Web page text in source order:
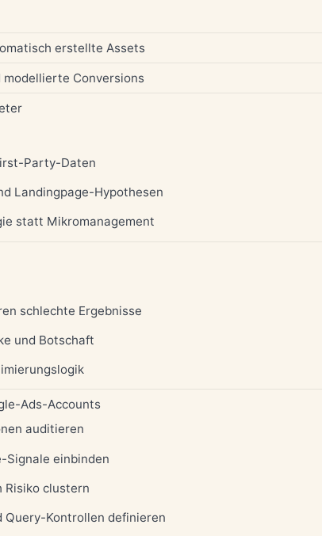
erstellte Assets
modellierte Conversions
Party-Daten
Landingpage-Hypothesen
statt Mikromanagement
schlechte Ergebnisse
und Botschaft
Ads-Accounts
auditieren
Signale einbinden
Risiko clustern
Query-Kontrollen definieren